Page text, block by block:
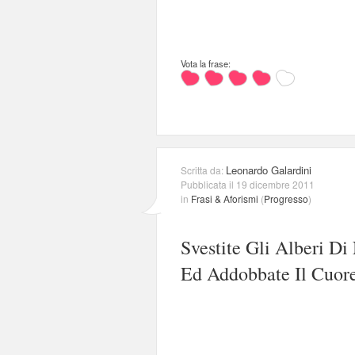
Vota la frase:
Scritta da: Leonardo Galardini
Pubblicata il 19 dicembre 2011
in Frasi & Aforismi (Progresso)
Svestite Gli Alberi Di
Ed Addobbate Il